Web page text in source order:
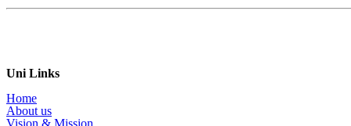
Uni Links
Home
About us
Vision & Mission